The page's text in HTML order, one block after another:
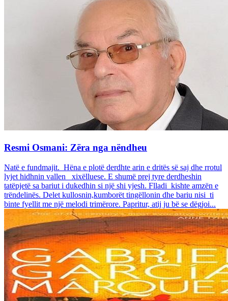
Resmi Osmani: Zëra nga nëndheu
Natë e fundmajit. Hëna e plotë derdhte arin e dritës së saj dhe rrotul
lyjet hidhnin vallen xixëlluese. E shumë prej tyre derdheshin
tatëpjetë sa bariut i dukedhin si një shi yjesh. Flladi kishte amzën e
trëndelinës. Delet kullosnin,kumborët tingëllonin dhe bariu nisi ti
binte fyellit me një melodi trimërore. Papritur, atij ju bë se dëgjoi...